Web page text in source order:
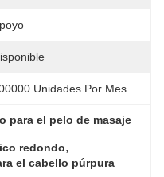
Unidades Por Mes
para el pelo de masaje
redondo,
el cabello púrpura